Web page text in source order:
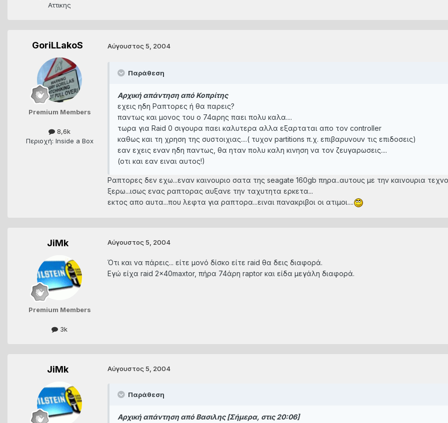
Αττικης
GoriLLakoS
Premium Members
8,6k
Περιοχή: Inside a Box
Αύγουστος 5, 2004
Παράθεση
Αρχική απάντηση από Κοπρίτης
εχεις ηδη Ραπτορες ή θα παρεις?
παντως και μονος του ο 74αρης παει πολυ καλα....
τωρα για Raid 0 σιγουρα παει καλυτερα αλλα εξαρταται απο τον controller
καθως και τη χρηση της συστοιχιας....( τυχον partitions π.χ. επιβαρυνουν τις επιδοσεις)
εαν εχεις εναν ηδη παντως, θα ηταν πολυ καλη κινηση να τον ζευγαρωσεις....
(οτι και εαν ειναι αυτος!)
Ραπτορες δεν εχω...εναν καινουριο σατα της seagate 160gb πηρα..αυτους με την καινουρια
ξερω...ισως ενας ραπτορας αυξανε την ταχυτητα ερκετα...
εκτος απο αυτα...που λεφτα για ραπτορα...ειναι πανακριβοι οι ατιμοι....
JiMk
Premium Members
3k
Αύγουστος 5, 2004
Ότι και να πάρεις... είτε μονό δίσκο είτε raid θα δεις διαφορά.
Εγώ είχα raid 2x40maxtor, πήρα 74άρη raptor και είδα μεγάλη διαφορά.
JiMk Αύγουστος 5, 2004
Παράθεση
Αρχική απάντηση από Βασιλης [Σήμερα, στις 20:06]